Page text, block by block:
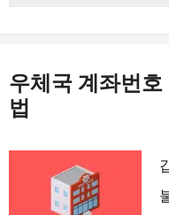
우체국 계좌번
법